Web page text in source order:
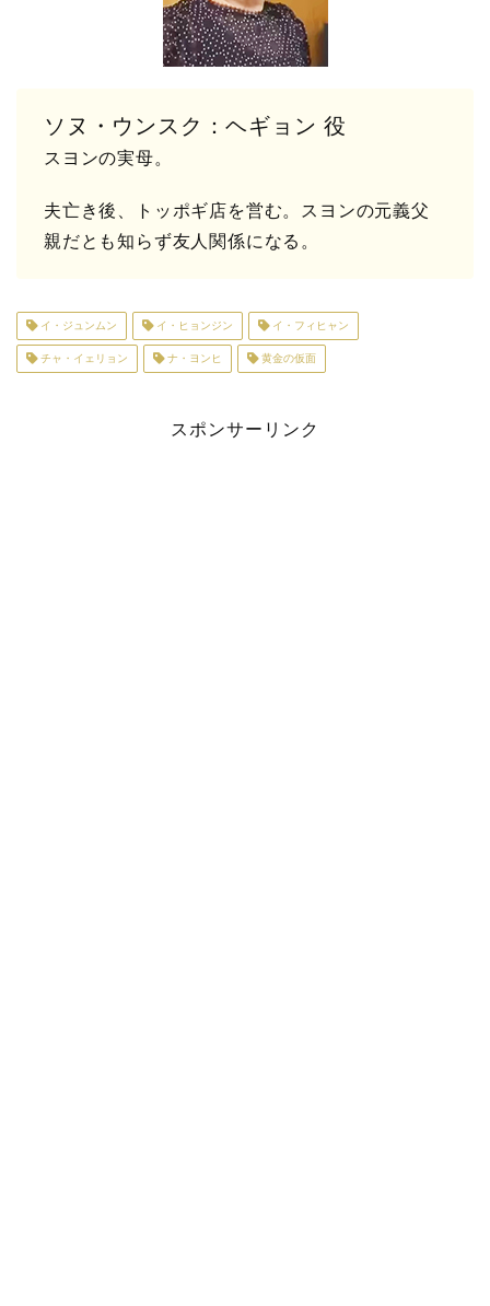
ソヌ・ウンスク：ヘギョン 役
スヨンの実母。
夫亡き後、トッポギ店を営む。スヨンの元義父
親だとも知らず友人関係になる。
イ・ジュンムン イ・ヒョンジン イ・フィヒャン
チャ・イェリョン ナ・ヨンヒ 黄金の仮面
スポンサーリンク